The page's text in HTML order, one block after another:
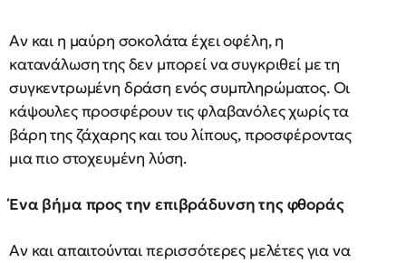
Αν και η μαύρη σοκολάτα έχει οφέλη, η
κατανάλωση της δεν μπορεί να συγκριθεί με τη
συγκεντρωμένη δράση ενός συμπληρώματος. Οι
κάψουλες προσφέρουν τις φλαβανόλες χωρίς τα
βάρη της ζάχαρης και του λίπους, προσφέροντας
μια πιο στοχευμένη λύση.
Ένα βήμα προς την επιβράδυνση της φθοράς
Αν και απαιτούνται περισσότερες μελέτες για να